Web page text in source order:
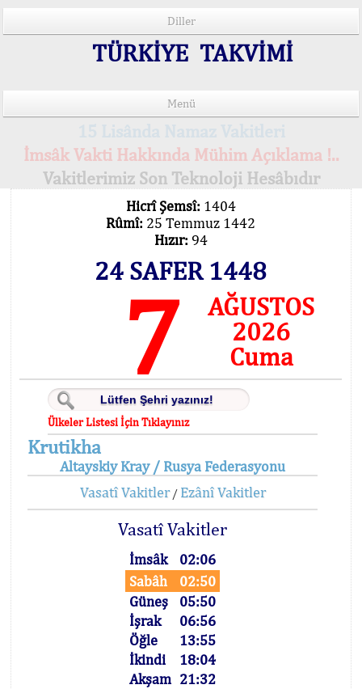
Diller
TÜRKİYE TAKVİMİ
Menü
İmsâk Vakti Hakkında Mühim Açıklama !..
Vakitlerimiz Son Teknoloji Hesâbıdır
Hicrî Şemsî: 1404
Rûmî: 25 Temmuz 1442
Hızır: 94
24 SAFER 1448
7
AĞUSTOS
2026
Cuma
Ülkeler Listesi İçin Tıklayınız
Krutikha
Altayskiy Kray / Rusya Federasyonu
Vasatî Vakitler/ Ezânî Vakitler
Vasatî Vakitler
İmsâk
02:06
Sabâh
02:50
Güneş
05:50
İşrak
06:56
Öğle
13:55
İkindi
18:04
Akşam 21:32